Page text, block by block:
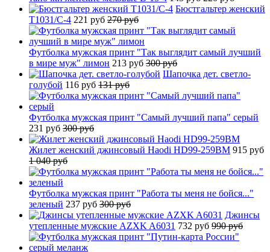
Бюстгальтер женский
T1031/C-4 221 руб 270 руб
Футболка мужская принт "Так выглядит самый лучший
в мире муж" лимон 213 руб 300 руб
Шапочка дет. светло-
голубой 116 руб 131 руб
Футболка мужская принт "Самый лучший папа" серый
231 руб 300 руб
Жилет женский джинсовый Haodi HD99-259BM 915 руб
1 040 руб
Футболка мужская принт "Работа ты меня не бойся..."
зеленый 237 руб 300 руб
Джинсы
утепленные мужские AZXK A6031 732 руб 990 руб